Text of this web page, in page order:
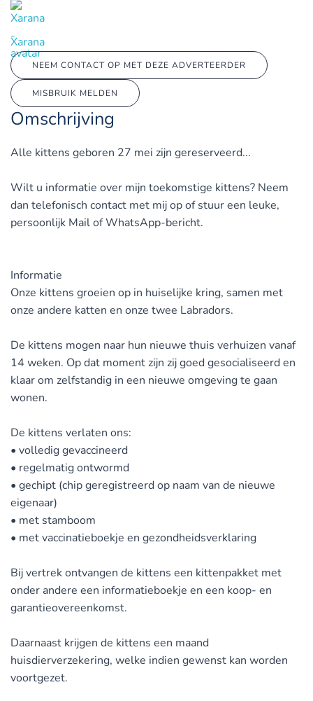
Xarana
NEEM CONTACT OP MET DEZE ADVERTEERDER
MISBRUIK MELDEN
Omschrijving
Alle kittens geboren 27 mei zijn gereserveerd...
Wilt u informatie over mijn toekomstige kittens? Neem
dan telefonisch contact met mij op of stuur een leuke,
persoonlijk Mail of WhatsApp-bericht.
Informatie
Onze kittens groeien op in huiselijke kring, samen met
onze andere katten en onze twee Labradors.
De kittens mogen naar hun nieuwe thuis verhuizen vanaf
14 weken. Op dat moment zijn zij goed gesocialiseerd en
klaar om zelfstandig in een nieuwe omgeving te gaan
wonen.
De kittens verlaten ons:
• volledig gevaccineerd
• regelmatig ontwormd
• gechipt (chip geregistreerd op naam van de nieuwe
eigenaar)
• met stamboom
• met vaccinatieboekje en gezondheidsverklaring
Bij vertrek ontvangen de kittens een kittenpakket met
onder andere een informatieboekje en een koop- en
garantieovereenkomst.
Daarnaast krijgen de kittens een maand
huisdierverzekering, welke indien gewenst kan worden
voortgezet.